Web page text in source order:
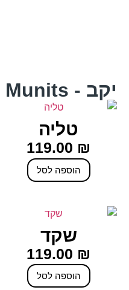
יקב - Munits
טליה
119.00 ₪
הוספה לסל
שקד
119.00 ₪
הוספה לסל